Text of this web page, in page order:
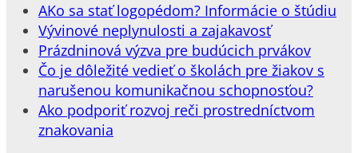
AKo sa stať logopédom? Informácie o štúdiu
Vývinové neplynulosti a zajakavosť
Prázdninová výzva pre budúcich prvákov
Čo je dôležité vedieť o školách pre žiakov s
narušenou komunikačnou schopnosťou?
Ako podporiť rozvoj reči prostredníctvom
znakovania